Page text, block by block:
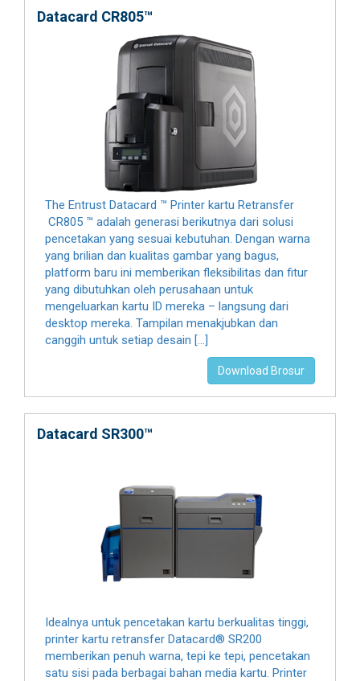
Datacard CR805™
The Entrust Datacard ™ Printer kartu Retransfer
CR805 ™ adalah generasi berikutnya dari solusi
pencetakan yang sesuai kebutuhan. Dengan warna
yang brilian dan kualitas gambar yang bagus,
platform baru ini memberikan fleksibilitas dan fitur
yang dibutuhkan oleh perusahaan untuk
mengeluarkan kartu ID mereka – langsung dari
desktop mereka. Tampilan menakjubkan dan
canggih untuk setiap desain […]
Download Brosur
Datacard SR300™
Idealnya untuk pencetakan kartu berkualitas tinggi,
printer kartu retransfer Datacard® SR200
memberikan penuh warna, tepi ke tepi, pencetakan
satu sisi pada berbagai bahan media kartu. Printer